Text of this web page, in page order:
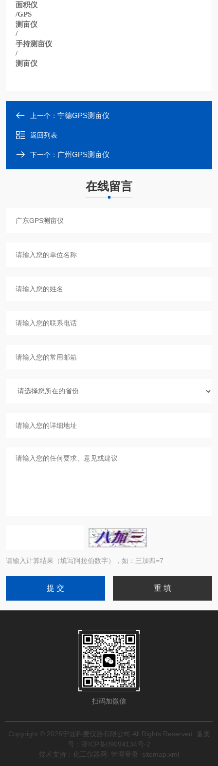
面积仪
/GPS
测亩仪
/
手持测亩仪
/
测亩仪
上一个： 宁德GPS测亩仪
返回列表
下一个： 广州GPS测亩仪
在线留言
请输入计算结果（填写阿拉伯数字），如：三加四=7
扫码加微信
Copyright © 2026宁波科麦仪器有限公司 All Rights Reserved
备案
号：浙ICP备09094134号-2
技术支持： 化工仪器网 管理登录 sitemap.xml